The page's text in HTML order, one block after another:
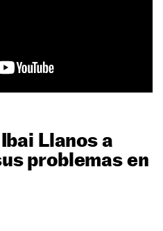
Llanos a
problemas en